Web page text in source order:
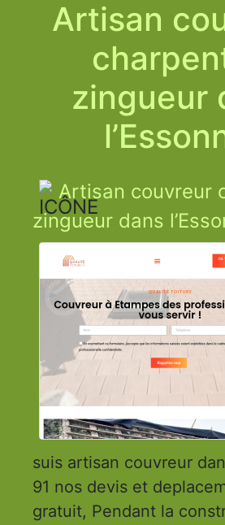
Artisan
zingueur
Artisan couvreur
zingueur dans
suis artisan couvreur
91 nos devis et
gratuit, Pendant la